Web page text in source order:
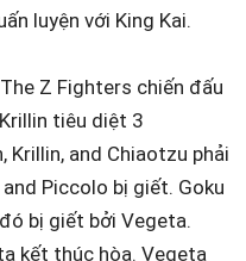
luyện với King Kai.
Z Fighters chiến đấu
tiêu diệt 3
Krillin, and Chiaotzu phải
Piccolo bị giết. Goku
bị giết bởi Vegeta.
kết thúc hòa. Vegeta